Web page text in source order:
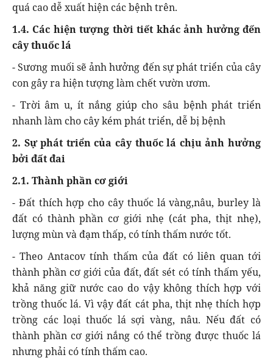
quá cao dễ xuất hiện các bệnh trên.
1.4. Các hiện tượng thời tiết khác ảnh hưởng đến
cây thuốc lá
- Sương muối sẽ ảnh hưởng đến sự phát triển của cây
con gây ra hiện tượng làm chết vườn ươm.
- Trời âm u, ít nắng giúp cho sâu bệnh phát triển
nhanh làm cho cây kém phát triển, dễ bị bệnh
2. Sự phát triển của cây thuốc lá chịu ảnh hưởng
bởi đất đai
2.1. Thành phần cơ giới
- Đất thích hợp cho cây thuốc lá vàng,nâu, burley là
đất có thành phần cơ giới nhẹ (cát pha, thịt nhẹ),
lượng mùn và đạm thấp, có tính thấm nước tốt.
- Theo Antacov tính thấm của đất có liên quan tới
thành phần cơ giới của đất, đất sét có tính thấm yếu,
khả năng giữ nước cao do vậy không thích hợp với
trồng thuốc lá. Vì vậy đất cát pha, thịt nhẹ thích hợp
trồng các loại thuốc lá sợi vàng, nâu. Nếu đất có
thành phần cơ giới nắng có thể trồng được thuốc lá
nhưng phải có tính thấm cao.